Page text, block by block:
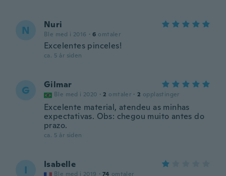
N Nuri
Ble med i 2016 · 6 omtaler
Excelentes pinceles!
ca. 5 år siden
G Gilmar
Ble med i 2020 · 2 omtaler · 2 opplastinger
Excelente material, atendeu as minhas
expectativas. Obs: chegou muito antes do
prazo.
ca. 5 år siden
I Isabelle
Ble med i 2019 · 74 omtaler